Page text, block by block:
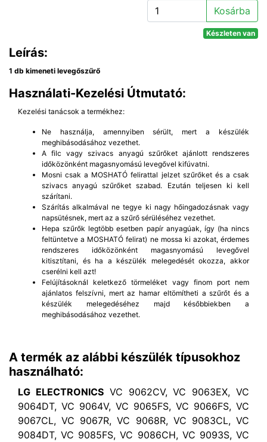
Kosárba
Készleten van
Leírás:
1 db kimeneti levegőszűrő
Használati-Kezelési Útmutató:
Kezelési tanácsok a termékhez:
Ne használja, amennyiben sérült, mert a készülék
meghibásodásához vezethet.
A filc vagy szivacs anyagú szűrőket ajánlott rendszeres
időközönként magasnyomású levegővel kifúvatni.
Mosni csak a MOSHATÓ felirattal jelzet szűrőket és a csak
szivacs anyagú szűrőket szabad. Ezután teljesen ki kell
szárítani.
Szárítás alkalmával ne tegye ki nagy hőingadozásnak vagy
napsütésnek, mert az a szűrő sérüléséhez vezethet.
Hepa szűrők legtöbb esetben papír anyagúak, így (ha nincs
feltüntetve a MOSHATÓ felirat) ne mossa ki azokat, érdemes
rendszeres időközönként magasnyomású levegővel
kitisztítani, és ha a készülék melegedését okozza, akkor
cserélni kell azt!
Felújításoknál keletkező törmeléket vagy finom port nem
ajánlatos felszívni, mert az hamar eltömítheti a szűrőt és a
készülék melegedéséhez majd későbbiekben a
meghibásodásához vezethet.
A termék az alábbi készülék típusokhoz
használható:
LG ELECTRONICSVC 9062CV, VC 9063EX, VC
9064DT, VC 9064V, VC 9065FS, VC 9066FS, VC
9067CL, VC 9067R, VC 9068R, VC 9083CL, VC
9084DT, VC 9085FS, VC 9086CH, VC 9093S, VC